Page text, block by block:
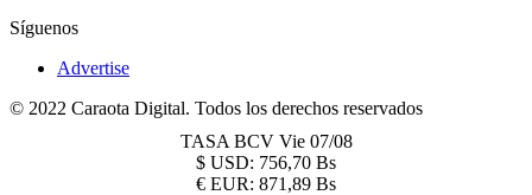
Síguenos
Advertise
© 2022 Caraota Digital. Todos los derechos reservados
TASA BCV Vie 07/08
$ USD: 756,70 Bs
€ EUR: 871,89 Bs